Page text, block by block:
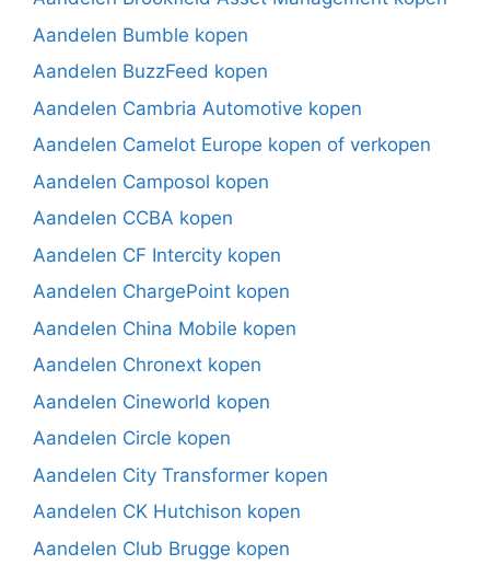
Aandelen Bumble kopen
Aandelen BuzzFeed kopen
Aandelen Cambria Automotive kopen
Aandelen Camelot Europe kopen of verkopen
Aandelen Camposol kopen
Aandelen CCBA kopen
Aandelen CF Intercity kopen
Aandelen ChargePoint kopen
Aandelen China Mobile kopen
Aandelen Chronext kopen
Aandelen Cineworld kopen
Aandelen Circle kopen
Aandelen City Transformer kopen
Aandelen CK Hutchison kopen
Aandelen Club Brugge kopen